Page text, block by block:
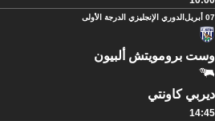
07 أبريل الدوري الإنجليزي الدرجة الأولى
وست برومويتش ألبيون
ديربي كاونتي
14:45